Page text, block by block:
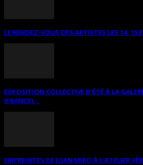
LE RENDEZ-VOUS DES ARTISTES LES 14, 15
EXPOSITION COLLECTIVE D’ÉTÉ À LA
(FRANCE)...
EMPREINTES DE JOAN MIRO À L’ATELIER